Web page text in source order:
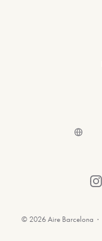
© 2026 Aire Barcelona ·